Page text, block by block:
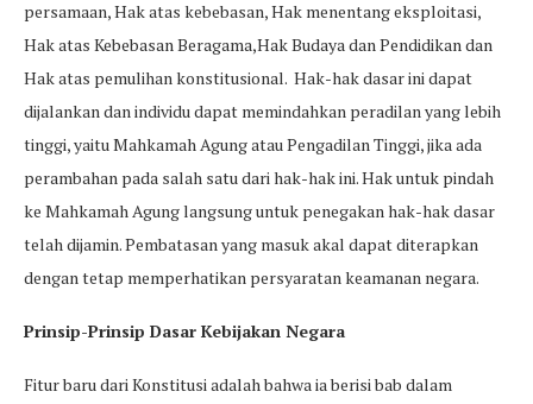
persamaan, Hak atas kebebasan, Hak menentang eksploitasi,
Hak atas Kebebasan Beragama,Hak Budaya dan Pendidikan dan
Hak atas pemulihan konstitusional. Hak-hak dasar ini dapat
dijalankan dan individu dapat memindahkan peradilan yang lebih
tinggi, yaitu Mahkamah Agung atau Pengadilan Tinggi, jika ada
perambahan pada salah satu dari hak-hak ini. Hak untuk pindah
ke Mahkamah Agung langsung untuk penegakan hak-hak dasar
telah dijamin. Pembatasan yang masuk akal dapat diterapkan
dengan tetap memperhatikan persyaratan keamanan negara.
Prinsip-Prinsip Dasar Kebijakan Negara
Fitur baru dari Konstitusi adalah bahwa ia berisi bab dalam